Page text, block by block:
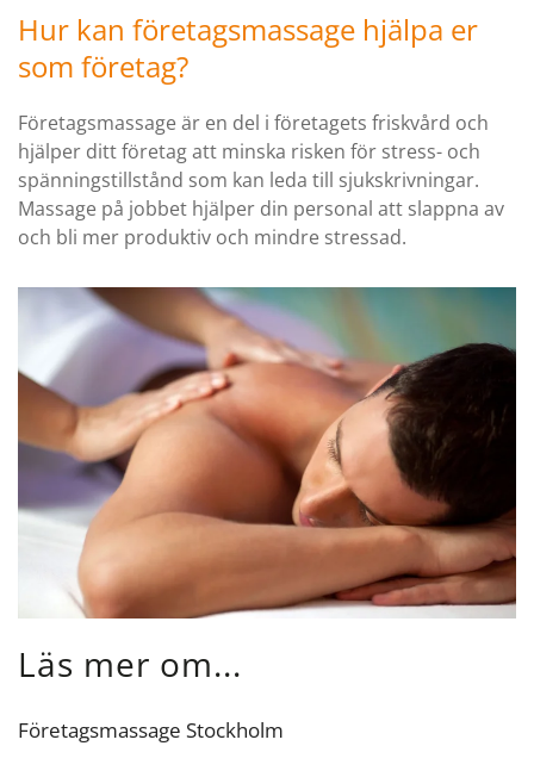
Hur kan företagsmassage hjälpa er
som företag?
Företagsmassage är en del i företagets friskvård och
hjälper ditt företag att minska risken för stress- och
spänningstillstånd som kan leda till sjukskrivningar.
Massage på jobbet hjälper din personal att slappna av
och bli mer produktiv och mindre stressad.
Läs mer om...
Företagsmassage Stockholm